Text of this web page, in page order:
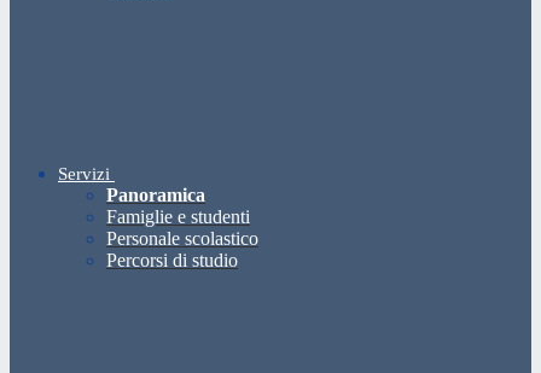
Servizi
Panoramica
Famiglie e studenti
Personale scolastico
Percorsi di studio